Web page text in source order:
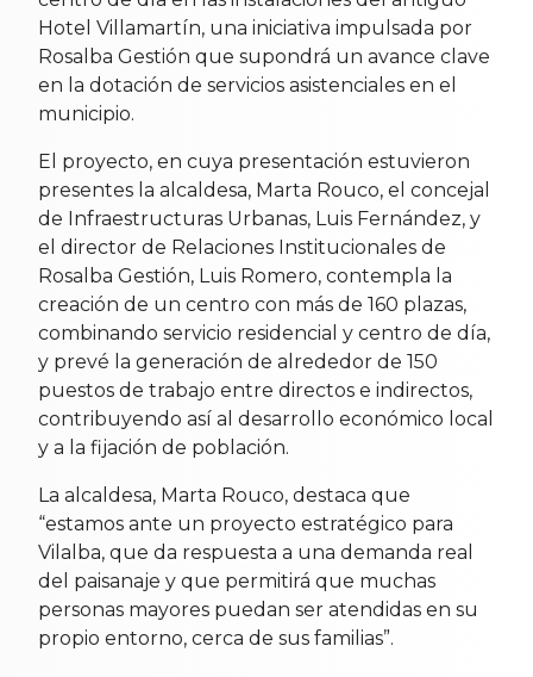
Hotel Villamartín, una iniciativa impulsada por
Rosalba Gestión que supondrá un avance clave
en la dotación de servicios asistenciales en el
municipio.
El proyecto, en cuya presentación estuvieron
presentes la alcaldesa, Marta Rouco, el concejal
de Infraestructuras Urbanas, Luis Fernández, y
el director de Relaciones Institucionales de
Rosalba Gestión, Luis Romero, contempla la
creación de un centro con más de 160 plazas,
combinando servicio residencial y centro de día,
y prevé la generación de alrededor de 150
puestos de trabajo entre directos e indirectos,
contribuyendo así al desarrollo económico local
y a la fijación de población.
La alcaldesa, Marta Rouco, destaca que
“estamos ante un proyecto estratégico para
Vilalba, que da respuesta a una demanda real
del paisanaje y que permitirá que muchas
personas mayores puedan ser atendidas en su
propio entorno, cerca de sus familias”.